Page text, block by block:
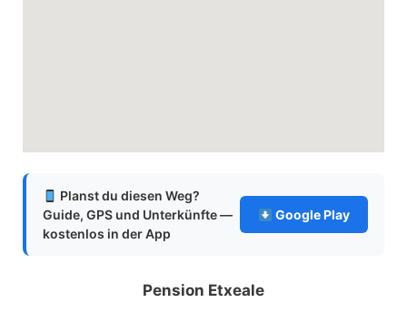
Planst du diesen Weg?
Guide, GPS und Unterkünfte —
kostenlos in der App
Google Play
Pension Etxeale